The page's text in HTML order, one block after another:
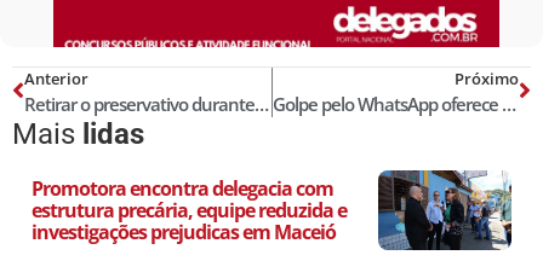
Anterior
Retirar o preservativo durante o ato sexual constitui crime?
Próximo
Golpe pelo WhatsApp oferece assinatura grátis com endereço falso da Netflix
Mais lidas
Promotora encontra delegacia com
estrutura precária, equipe reduzida e
investigações prejudicas em Maceió